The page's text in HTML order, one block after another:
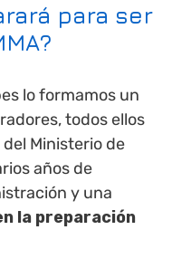
para ser
lo formamos un
todos ellos
Ministerio de
años de
y una
la preparación